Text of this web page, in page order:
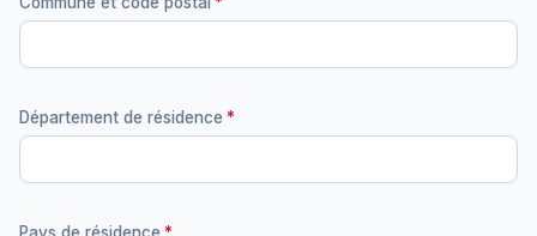
Département de résidence